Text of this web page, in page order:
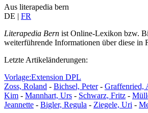
Aus literapedia bern
DE | FR
Literapedia Bern ist Online-Lexikon bzw.
weiterführende Informationen über diese in
Letzte Artikeländerungen:
Vorlage:Extension DPL
Zoss, Roland - Bichsel, Peter- Graffenried,
Kim - Mannhart, Urs - Schwarz, Fritz -
Jeannette - Bigler, Regula - Ziegele, Uri -